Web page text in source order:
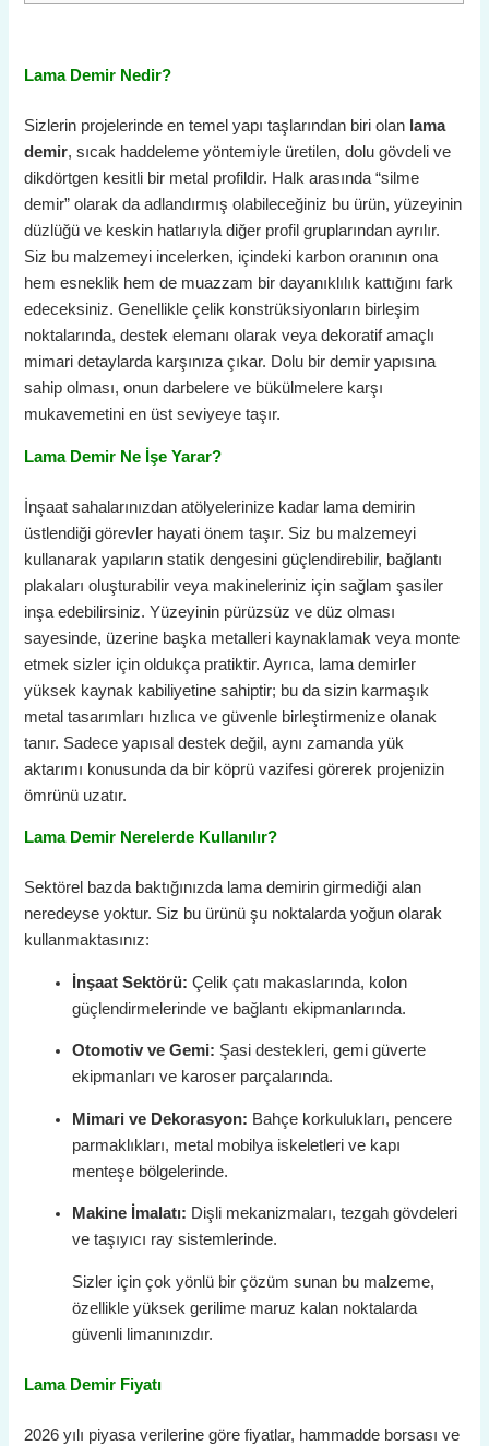
Lama Demir Nedir?
Sizlerin projelerinde en temel yapı taşlarından biri olan lama
demir, sıcak haddeleme yöntemiyle üretilen, dolu gövdeli ve
dikdörtgen kesitli bir metal profildir. Halk arasında “silme
demir” olarak da adlandırmış olabileceğiniz bu ürün, yüzeyinin
düzlüğü ve keskin hatlarıyla diğer profil gruplarından ayrılır.
Siz bu malzemeyi incelerken, içindeki karbon oranının ona
hem esneklik hem de muazzam bir dayanıklılık kattığını fark
edeceksiniz. Genellikle çelik konstrüksiyonların birleşim
noktalarında, destek elemanı olarak veya dekoratif amaçlı
mimari detaylarda karşınıza çıkar. Dolu bir demir yapısına
sahip olması, onun darbelere ve bükülmelere karşı
mukavemetini en üst seviyeye taşır.
Lama Demir Ne İşe Yarar?
İnşaat sahalarınızdan atölyelerinize kadar lama demirin
üstlendiği görevler hayati önem taşır. Siz bu malzemeyi
kullanarak yapıların statik dengesini güçlendirebilir, bağlantı
plakaları oluşturabilir veya makineleriniz için sağlam şasiler
inşa edebilirsiniz. Yüzeyinin pürüzsüz ve düz olması
sayesinde, üzerine başka metalleri kaynaklamak veya monte
etmek sizler için oldukça pratiktir. Ayrıca, lama demirler
yüksek kaynak kabiliyetine sahiptir; bu da sizin karmaşık
metal tasarımları hızlıca ve güvenle birleştirmenize olanak
tanır. Sadece yapısal destek değil, aynı zamanda yük
aktarımı konusunda da bir köprü vazifesi görerek projenizin
ömrünü uzatır.
Lama Demir Nerelerde Kullanılır?
Sektörel bazda baktığınızda lama demirin girmediği alan
neredeyse yoktur. Siz bu ürünü şu noktalarda yoğun olarak
kullanmaktasınız:
İnşaat Sektörü: Çelik çatı makaslarında, kolon
güçlendirmelerinde ve bağlantı ekipmanlarında.
Otomotiv ve Gemi: Şasi destekleri, gemi güverte
ekipmanları ve karoser parçalarında.
Mimari ve Dekorasyon: Bahçe korkulukları, pencere
parmaklıkları, metal mobilya iskeletleri ve kapı
menteşe bölgelerinde.
Makine İmalatı: Dişli mekanizmaları, tezgah gövdeleri
ve taşıyıcı ray sistemlerinde.
Sizler için çok yönlü bir çözüm sunan bu malzeme,
özellikle yüksek gerilime maruz kalan noktalarda
güvenli limanınızdır.
Lama Demir Fiyatı
2026 yılı piyasa verilerine göre fiyatlar, hammadde borsası ve